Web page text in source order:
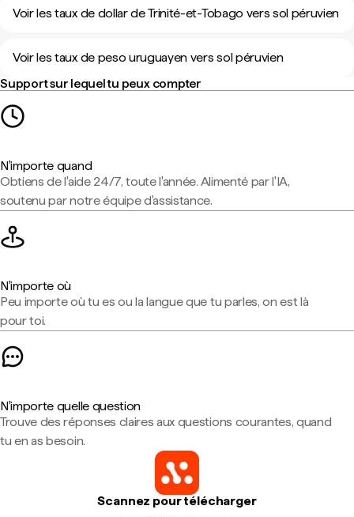
Voir les taux de dollar de Trinité-et-Tobago vers sol péruvien
Voir les taux de peso uruguayen vers sol péruvien
Support sur lequel tu peux compter
N'importe quand
Obtiens de l'aide 24/7, toute l'année. Alimenté par l'IA,
soutenu par notre équipe d'assistance.
N'importe où
Peu importe où tu es ou la langue que tu parles, on est là
pour toi.
N'importe quelle question
Trouve des réponses claires aux questions courantes, quand
tu en as besoin.
Scannez pour télécharger